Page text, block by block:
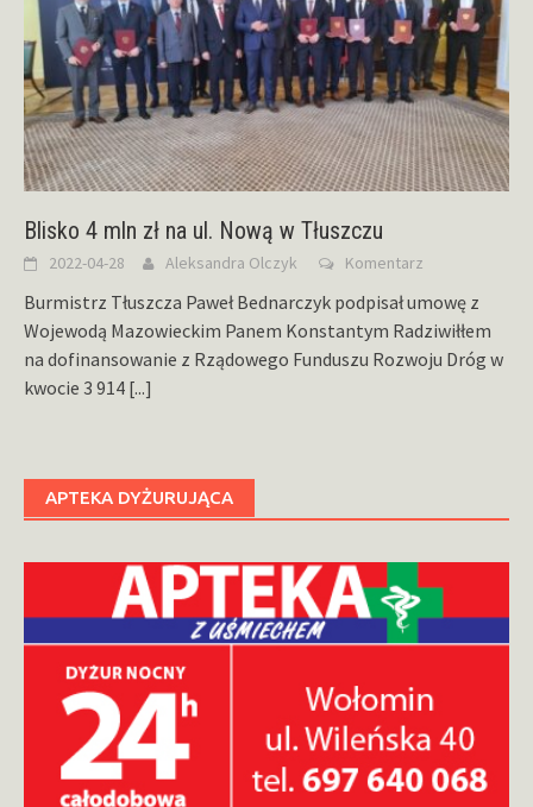
Blisko 4 mln zł na ul. Nową w Tłuszczu
2022-04-28 Aleksandra Olczyk Komentarz
Burmistrz Tłuszcza Paweł Bednarczyk podpisał umowę z
Wojewodą Mazowieckim Panem Konstantym Radziwiłłem
na dofinansowanie z Rządowego Funduszu Rozwoju Dróg w
kwocie 3 914 [...]
APTEKA DYŻURUJĄCA